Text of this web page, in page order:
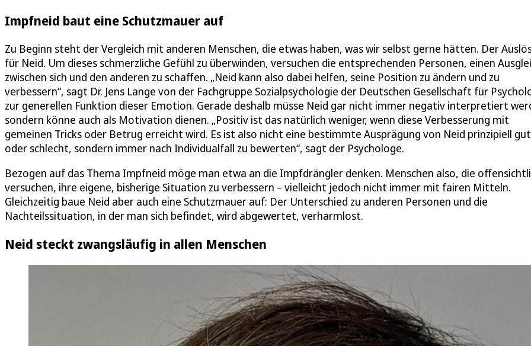
Impfneid baut eine Schutzmauer auf
Zu Beginn steht der Vergleich mit anderen Menschen, die etwas haben, was wir selbst gerne hätten. Der
für Neid. Um dieses schmerzliche Gefühl zu überwinden, versuchen die entsprechenden Personen, einen
zwischen sich und den anderen zu schaffen. „Neid kann also dabei helfen, seine Position zu ändern und zu
verbessern“, sagt Dr. Jens Lange von der Fachgruppe Sozialpsychologie der Deutschen Gesellschaft für
zur generellen Funktion dieser Emotion. Gerade deshalb müsse Neid gar nicht immer negativ interpretiert
sondern könne auch als Motivation dienen. „Positiv ist das natürlich weniger, wenn diese Verbesserung mit
gemeinen Tricks oder Betrug erreicht wird. Es ist also nicht eine bestimmte Ausprägung von Neid prinzipiell gut
oder schlecht, sondern immer nach Individualfall zu bewerten“, sagt der Psychologe.
Bezogen auf das Thema Impfneid möge man etwa an die Impfdrängler denken. Menschen also, die
versuchen, ihre eigene, bisherige Situation zu verbessern – vielleicht jedoch nicht immer mit fairen Mitteln.
Gleichzeitig baue Neid aber auch eine Schutzmauer auf: Der Unterschied zu anderen Personen und die
Nachteilssituation, in der man sich befindet, wird abgewertet, verharmlost.
Neid steckt zwangsläufig in allen Menschen